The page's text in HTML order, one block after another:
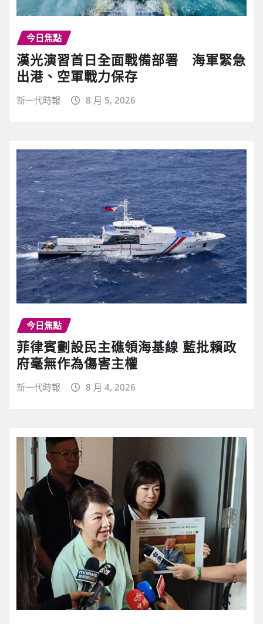
今日焦點
漢光演習首日全面戰備部署 海軍緊急
出港、空軍戰力保存
新一代時報 8 月 5, 2026
今日焦點
菲律賓劃設民主礁領海基線 藍批賴政
府毫無作為傷害主權
新一代時報 8 月 4, 2026